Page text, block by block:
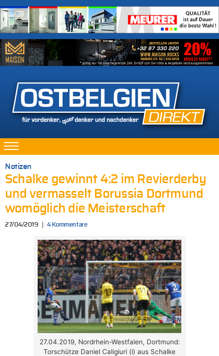
Notizen
Schalke gewinnt 4:2 im Revierderby
und vermasselt Borussia Dortmund
womöglich die Meisterschaft
27/04/2019 4 Kommentare
27.04.2019, Nordrhein-Westfalen, Dortmund:
Torschütze Daniel Caligiuri (l) aus Schalke